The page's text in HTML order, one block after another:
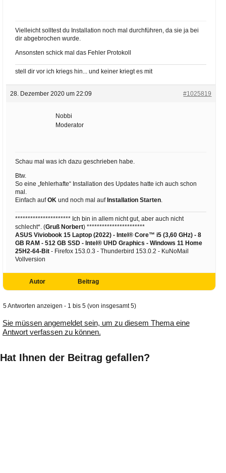
Vielleicht solltest du Installation noch mal durchführen, da sie ja bei
dir abgebrochen wurde.
Ansonsten schick mal das Fehler Protokoll
stell dir vor ich kriegs hin... und keiner kriegt es mit
28. Dezember 2020 um 22:09 #1025819
Nobbi
Moderator
Schau mal was ich dazu geschrieben habe.
Btw.
So eine „fehlerhafte“ Installation des Updates hatte ich auch schon
mal.
Einfach aufOK und noch mal aufInstallation Starten.
********************** Ich bin in allem nicht gut, aber auch nicht
schlecht*. (Gruß Norbert) ***********************
ASUS Viviobook 15 Laptop (2022) - Intel® Core™ i5 (3,60 GHz) - 8
GB RAM - 512 GB SSD - Intel® UHD Graphics - Windows 11 Home
25H2-64-Bit- Firefox 153.0.3 - Thunderbird 153.0.2 - KuNoMail
Vollversion
Autor Beitrag
5 Antworten anzeigen - 1 bis 5 (von insgesamt 5)
Sie müssen angemeldet sein, um zu diesem Thema eine
Antwort verfassen zu können.
Hat Ihnen der Beitrag gefallen?